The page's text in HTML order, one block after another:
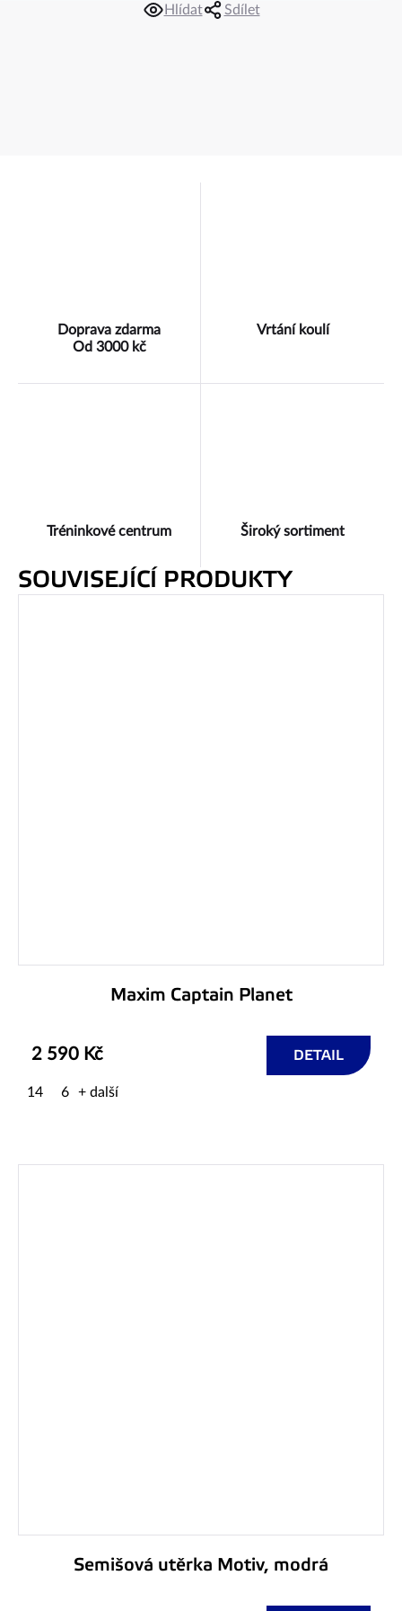
Hlídat Sdílet
Doprava zdarma
Od 3000 kč
Vrtání koulí
Tréninkové centrum Široký sortiment
SOUVISEJÍCÍ PRODUKTY
Maxim Captain Planet
2 590 Kč DETAIL
14 6 + další
Semišová utěrka Motiv, modrá